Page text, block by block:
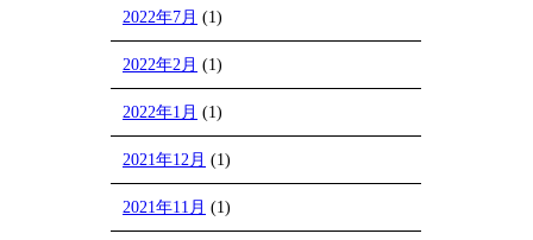
2022年7月 (1)
2022年2月 (1)
2022年1月 (1)
2021年12月 (1)
2021年11月 (1)